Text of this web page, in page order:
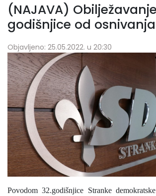
(NAJAVA)
godišnjice od osnivanja
Objavljeno: 25.05.2022. u 20:30
Povodom 32.godišnjice Stranke